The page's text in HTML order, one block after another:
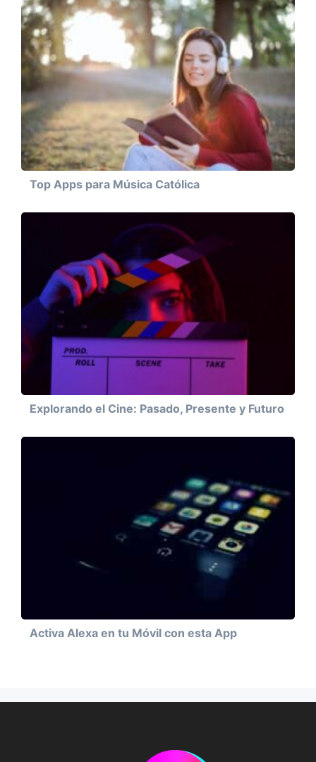
Top Apps para Música Católica
Explorando el Cine: Pasado, Presente y Futuro
Activa Alexa en tu Móvil con esta App